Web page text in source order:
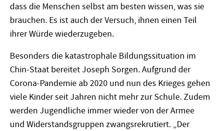
dass die Menschen selbst am besten wissen, was sie
brauchen. Es ist auch der Versuch, ihnen einen Teil
ihrer Würde wiederzugeben.
Besonders die katastrophale Bildungssituation im
Chin-Staat bereitet Joseph Sorgen. Aufgrund der
Corona-Pandemie ab 2020 und nun des Krieges gehen
viele Kinder seit Jahren nicht mehr zur Schule. Zudem
werden Jugendliche immer wieder von der Armee
und Widerstandsgruppen zwangsrekrutiert. „Der